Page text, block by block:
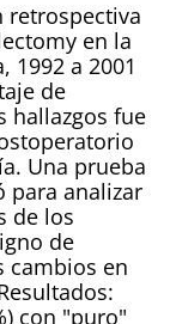
retrospectiva
en la
1992 a 2001
de
hallazgos fue
Una prueba
para analizar
de los
de
cambios en
con "puro"